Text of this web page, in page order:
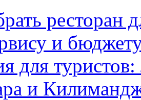
ресторан
и
для
и